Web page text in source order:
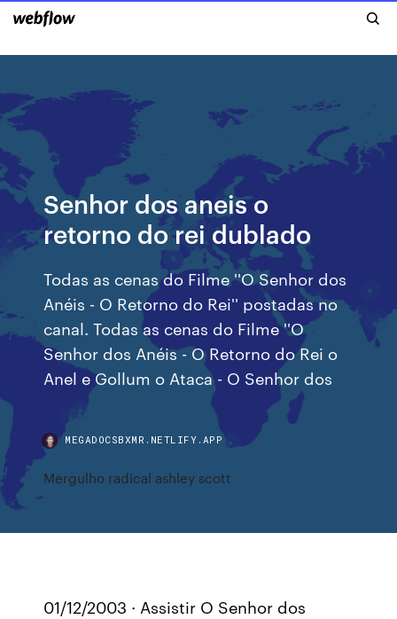
Senhor dos aneis o
retorno do rei dublado
Todas as cenas do Filme ''O Senhor dos
Anéis - O Retorno do Rei'' postadas no
canal. Todas as cenas do Filme ''O
Senhor dos Anéis - O Retorno do Rei o
Anel e Gollum o Ataca - O Senhor dos
MEGADOCSBXMR.NETLIFY.APP
Mergulho radical ashley scott
01/12/2003 · Assistir O Senhor dos